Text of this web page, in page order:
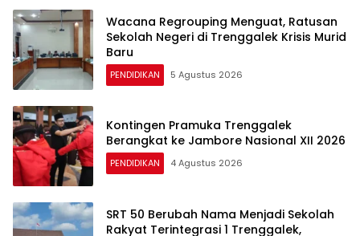
Wacana Regrouping Menguat, Ratusan
Sekolah Negeri di Trenggalek Krisis Murid
Baru
PENDIDIKAN 5 Agustus 2026
Kontingen Pramuka Trenggalek
Berangkat ke Jambore Nasional XII 2026
PENDIDIKAN 4 Agustus 2026
SRT 50 Berubah Nama Menjadi Sekolah
Rakyat Terintegrasi 1 Trenggalek,